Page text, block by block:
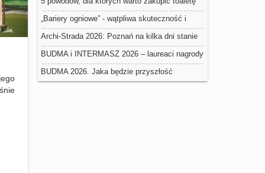
myjącą
„Bariery ogniowe” - wątpliwa skuteczność i
negatywny wpływ na trwałość ociepleń
Archi-Strada 2026: Poznań na kilka dni stanie
się stolicą architektury
BUDMA i INTERMASZ 2026 – laureaci nagrody
Złoty Medal Grupy MTP
BUDMA 2026. Jaka będzie przyszłość
budownictwa w Polsce?